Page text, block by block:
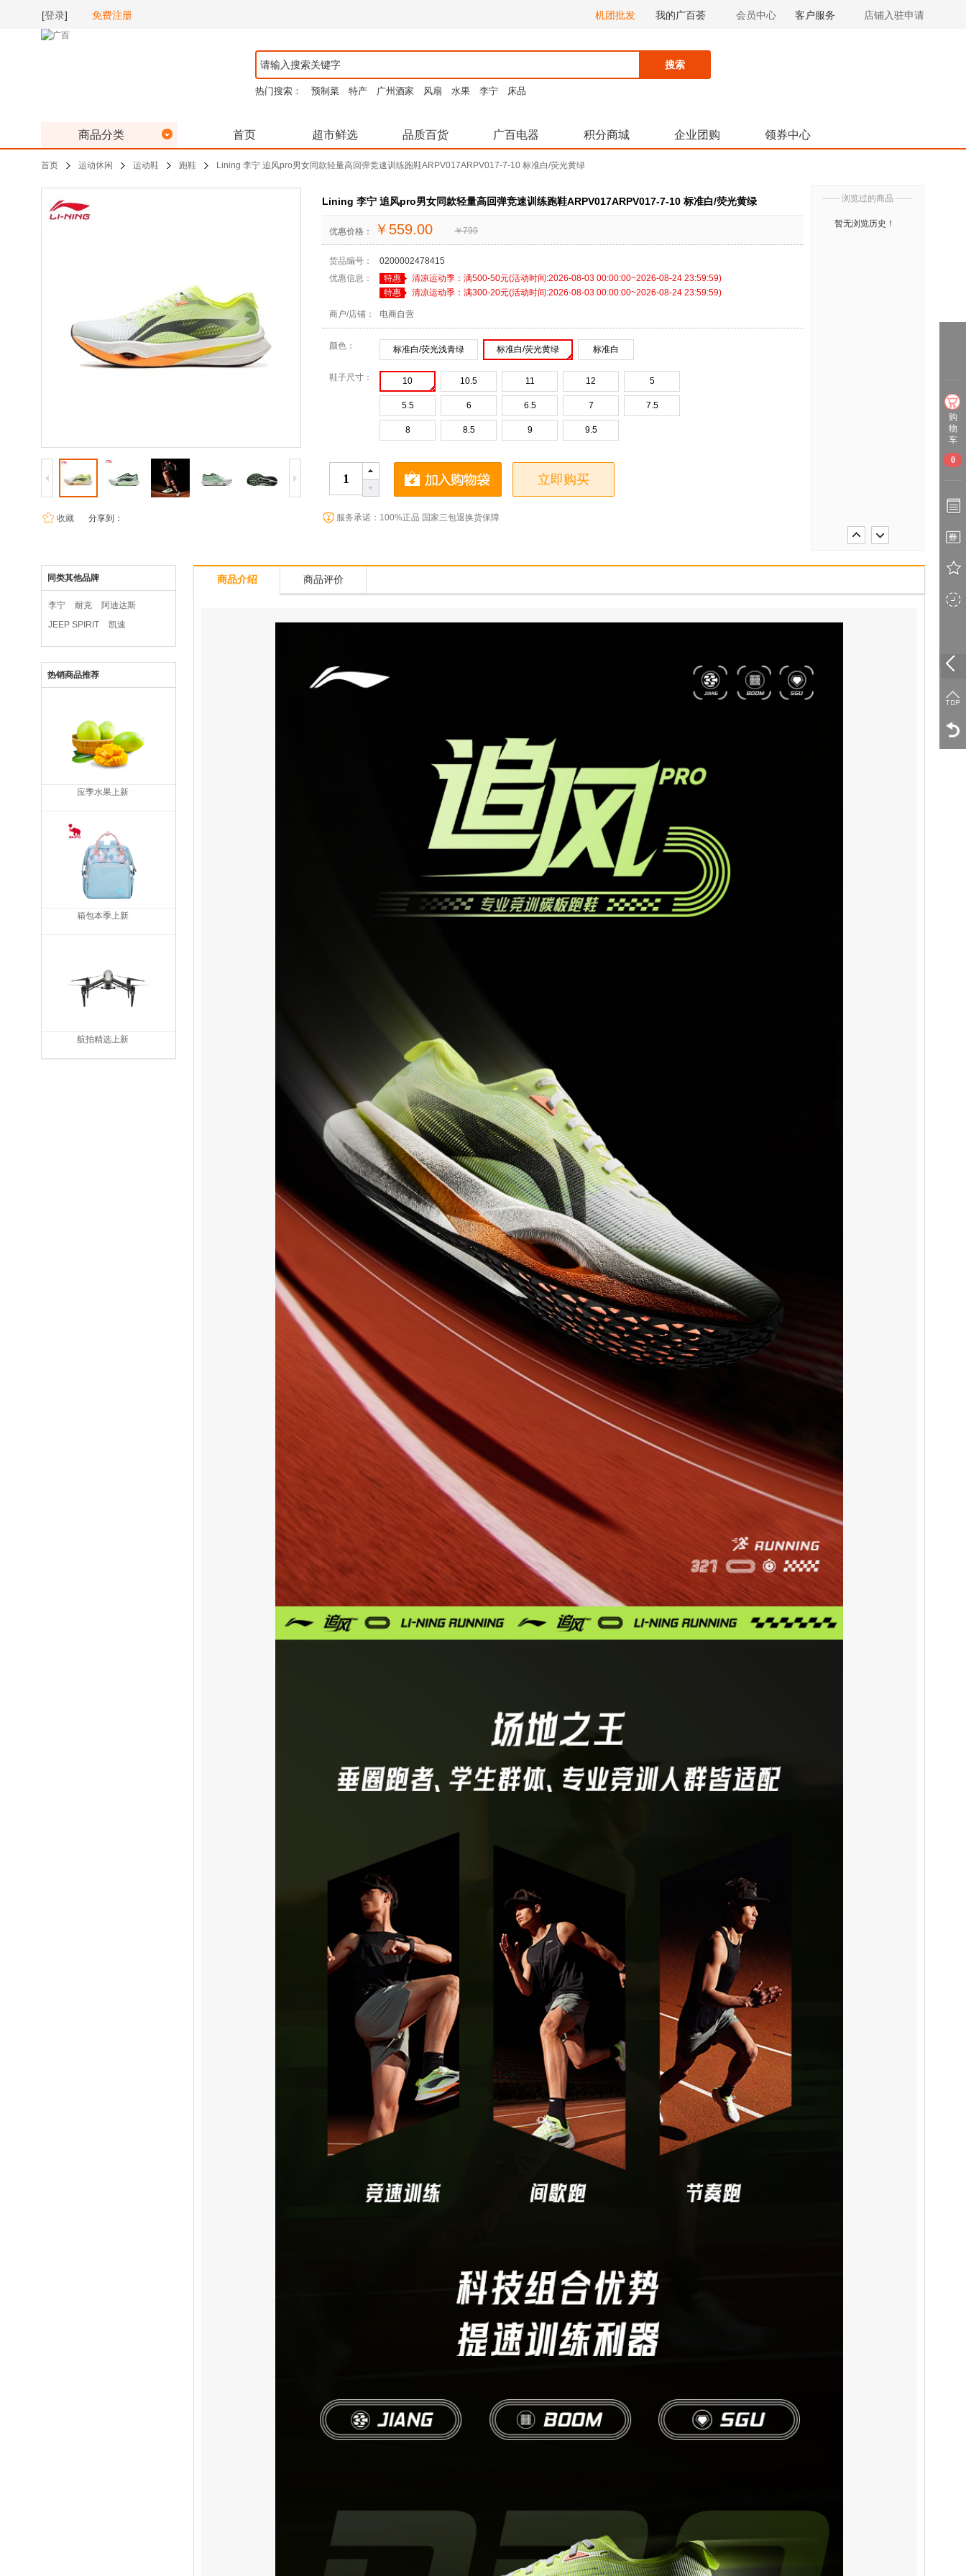
[登录] 免费注册 机团批发 我的广百荟 会员中心 客户服务 店铺入驻申请
搜索
热门搜索： 预制菜 特产 广州酒家 风扇 水果 李宁 床品
商品分类 首页 超市鲜选 品质百货 广百电器 积分商城 企业团购 领券中心
首页 运动休闲 运动鞋 跑鞋 Lining 李宁 追风pro男女同款轻量高回弹竞速训练跑鞋ARPV017ARPV017-7-10 标准白/荧光黄绿
收藏 分享到：
Lining 李宁 追风pro男女同款轻量高回弹竞速训练跑鞋ARPV017ARPV017-7-10 标准白/荧光黄绿
优惠价格： ￥ 559.00 ￥799
货品编号：
0200002478415
优惠信息：
特惠
清凉运动季：满500-50元(活动时间:2026-08-03 00:00:00~2026-08-24 23:59:59)
特惠
清凉运动季：满300-20元(活动时间:2026-08-03 00:00:00~2026-08-24 23:59:59)
商户/店铺： 电商自营
颜色： 标准白/荧光浅青绿 标准白/荧光黄绿 标准白
鞋子尺寸： 10 10.5 11 12 5
5.5 6 6.5 7 7.5
8 8.5 9 9.5
立即购买
服务承诺：100%正品 国家三包退换货保障
—— 浏览过的商品 ——
暂无浏览历史！
同类其他品牌
李宁 耐克
阿迪达斯
JEEP SPIRIT
凯速
热销商品推荐
应季水果上新
箱包本季上新
航拍精选上新
商品介绍 商品评价
购
物
车
0